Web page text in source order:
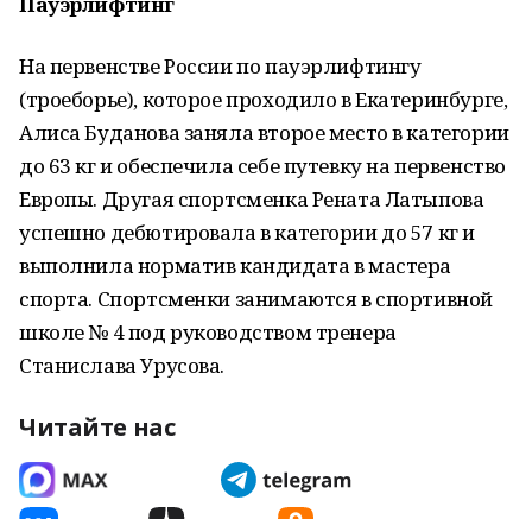
На первенстве России по пауэрлифтингу
(троеборье), которое проходило в Екатеринбурге,
Алиса Буданова заняла второе место в категории
до 63 кг и обеспечила себе путевку на первенство
Европы. Другая спортсменка Рената Латыпова
успешно дебютировала в категории до 57 кг и
выполнила норматив кандидата в мастера
спорта. Спортсменки занимаются в спортивной
школе № 4 под руководством тренера
Станислава Урусова.
Читайте нас